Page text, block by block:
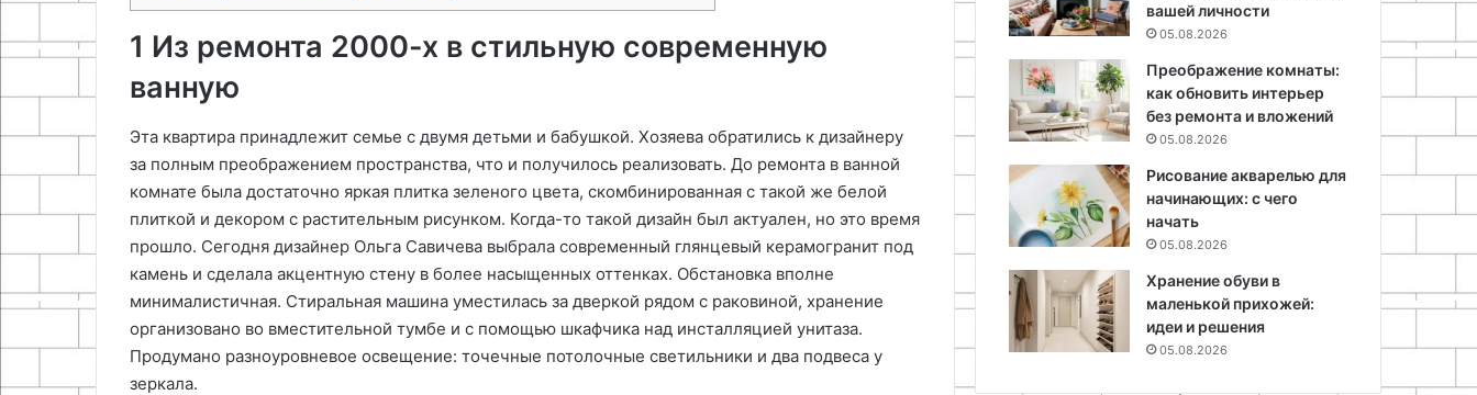
1 Из ремонта 2000-х в стильную современную
ванную
Эта квартира принадлежит семье с двумя детьми и бабушкой. Хозяева обратились к дизайнеру
за полным преображением пространства, что и получилось реализовать. До ремонта в ванной
комнате была достаточно яркая плитка зеленого цвета, скомбинированная с такой же белой
плиткой и декором с растительным рисунком. Когда-то такой дизайн был актуален, но это время
прошло. Сегодня дизайнер Ольга Савичева выбрала современный глянцевый керамогранит под
камень и сделала акцентную стену в более насыщенных оттенках. Обстановка вполне
минималистичная. Стиральная машина уместилась за дверкой рядом с раковиной, хранение
организовано во вместительной тумбе и с помощью шкафчика над инсталляцией унитаза.
Продумано разноуровневое освещение: точечные потолочные светильники и два подвеса у
зеркала.
вашей личности
05.08.2026
Преображение комнаты:
как обновить интерьер
без ремонта и вложений
05.08.2026
Рисование акварелью для
начинающих: с чего
начать
05.08.2026
Хранение обуви в
маленькой прихожей:
идеи и решения
05.08.2026